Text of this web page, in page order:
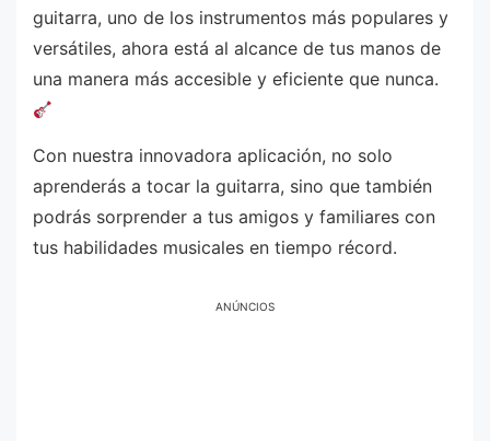
guitarra, uno de los instrumentos más populares y
versátiles, ahora está al alcance de tus manos de
una manera más accesible y eficiente que nunca.
Con nuestra innovadora aplicación, no solo
aprenderás a tocar la guitarra, sino que también
podrás sorprender a tus amigos y familiares con
tus habilidades musicales en tiempo récord.
ANÚNCIOS